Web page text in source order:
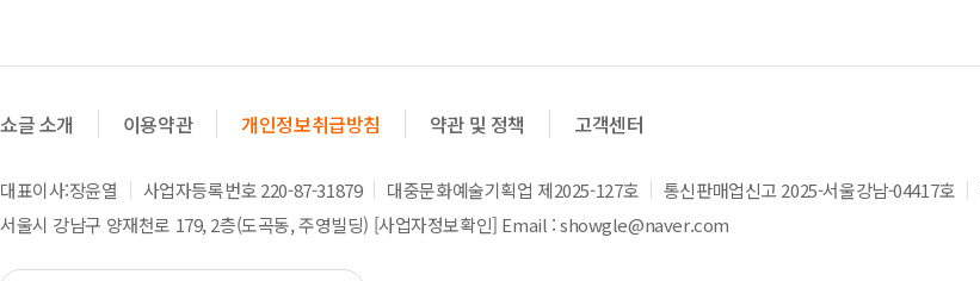
쇼글 소개 이용약관 개인정보취급방침 약관 및 정책 고객센터
대표이사:장윤열 사업자등록번호 220-87-31879 대중문화예술기획업 제2025-127호 통신판매업신고 2025-서울강남-04417호
서울시 강남구 양재천로 179, 2층(도곡동, 주영빌딩) [사업자정보확인] Email : showgle@naver.com